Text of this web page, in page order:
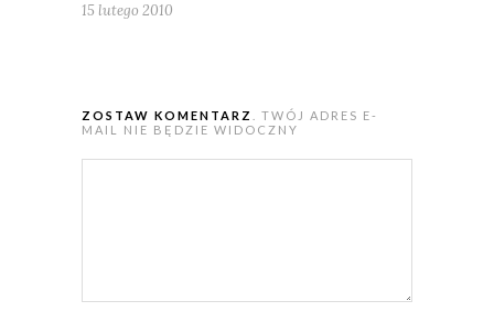
15 lutego 2010
ZOSTAW KOMENTARZ
. TWÓJ ADRES E-
MAIL NIE BĘDZIE WIDOCZNY